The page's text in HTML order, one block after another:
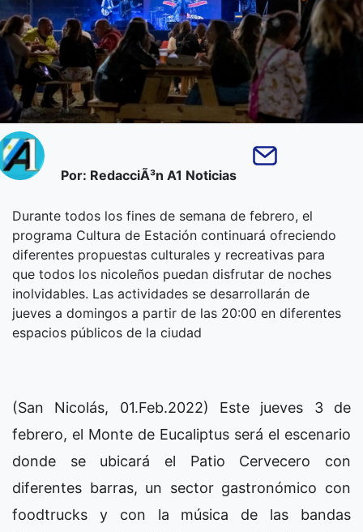
Por: RedacciÃ³n A1 Noticias
Durante todos los fines de semana de febrero, el
programa Cultura de Estación continuará ofreciendo
diferentes propuestas culturales y recreativas para
que todos los nicoleños puedan disfrutar de noches
inolvidables. Las actividades se desarrollarán de
jueves a domingos a partir de las 20:00 en diferentes
espacios públicos de la ciudad
(San Nicolás, 01.Feb.2022) Este jueves 3 de
febrero, el Monte de Eucaliptus será el escenario
donde se ubicará el Patio Cervecero con
diferentes barras, un sector gastronómico con
foodtrucks y con la música de las bandas